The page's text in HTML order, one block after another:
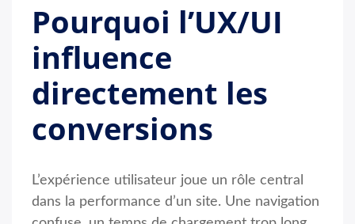
Pourquoi l’UX/UI
influence
directement les
conversions
L’expérience utilisateur joue un rôle central
dans la performance d’un site. Une navigation